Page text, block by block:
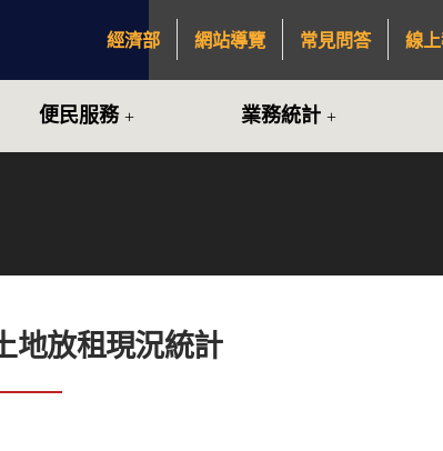
經濟部 網站導覽 常見問答 線
便民服務 業務統計
地放租現況統計